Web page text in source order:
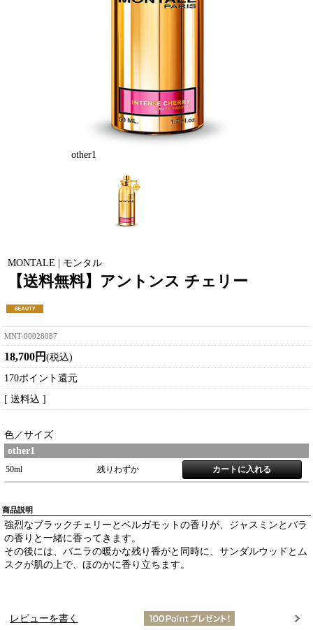
other1
MONTALE | モンタル
【送料無料】アントンス チェリー
MNT-00028087
18,700円 (税込)
170ポイント還元
[ 送料込 ]
色／サイズ
other1
50ml 残りわずか
商品説明
強烈なブラックチェリーとベルガモットの香りが、ジャスミンとバラ
の香りと一緒に香ってきます。
その後には、バニラの暖かな残り香がと同時に、サンダルウッドとム
スクが肌の上で、ほのかに香り立ちます。
レビューを書く